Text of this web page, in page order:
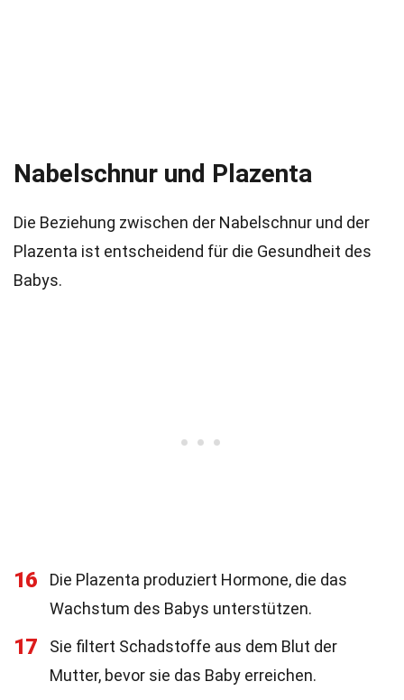
Nabelschnur und Plazenta
Die Beziehung zwischen der Nabelschnur und der
Plazenta ist entscheidend für die Gesundheit des
Babys.
16
Die Plazenta produziert Hormone, die das
Wachstum des Babys unterstützen.
17
Sie filtert Schadstoffe aus dem Blut der
Mutter, bevor sie das Baby erreichen.